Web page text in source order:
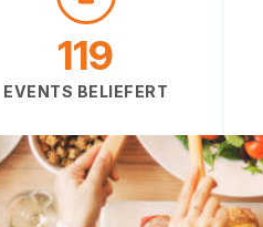
EVENTS BELIEFERT
120